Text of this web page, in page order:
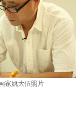
家姚大伍照片